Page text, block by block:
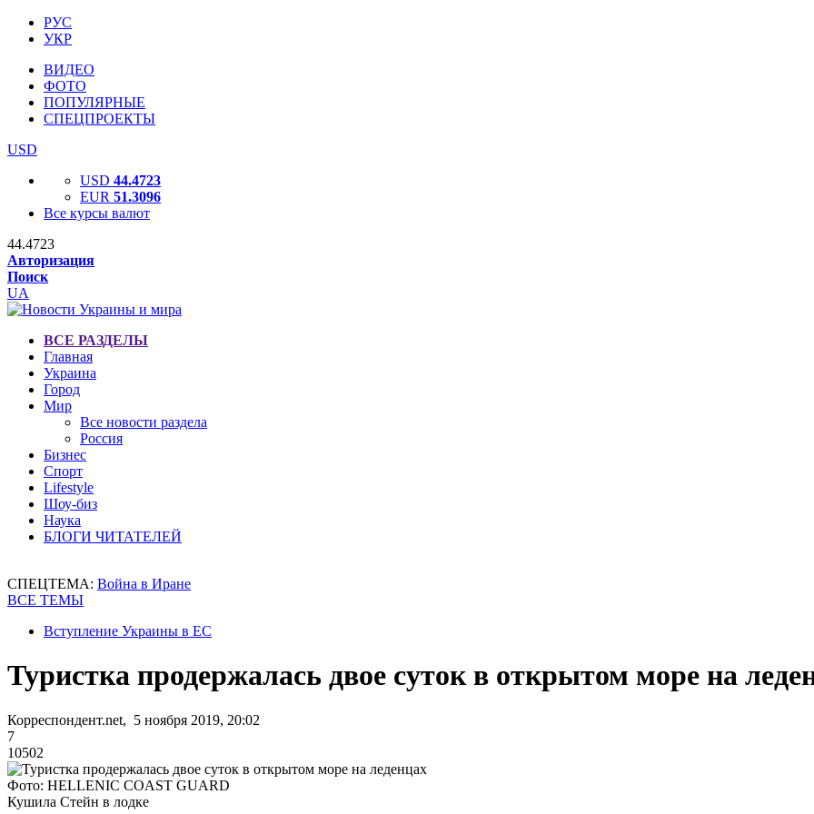
РУС
УКР
ВИДЕО
ФОТО
ПОПУЛЯРНЫЕ
СПЕЦПРОЕКТЫ
USD
USD 44.4723
EUR 51.3096
Все курсы валют
44.4723
Авторизация
Поиск
UA
ВСЕ РАЗДЕЛЫ
Главная
Украина
Город
Мир
Все новости раздела
Россия
Бизнес
Спорт
Lifestyle
Шоу-биз
Наука
БЛОГИ ЧИТАТЕЛЕЙ
СПЕЦТЕМА: Война в Иране
ВСЕ ТЕМЫ
Вступление Украины в ЕС
Туристка продержалась двое суток в открытом море на
Корреспондент.net, 5 ноября 2019, 20:02
7
10502
Фото: HELLENIC COAST GUARD
Кушила Стейн в лодке